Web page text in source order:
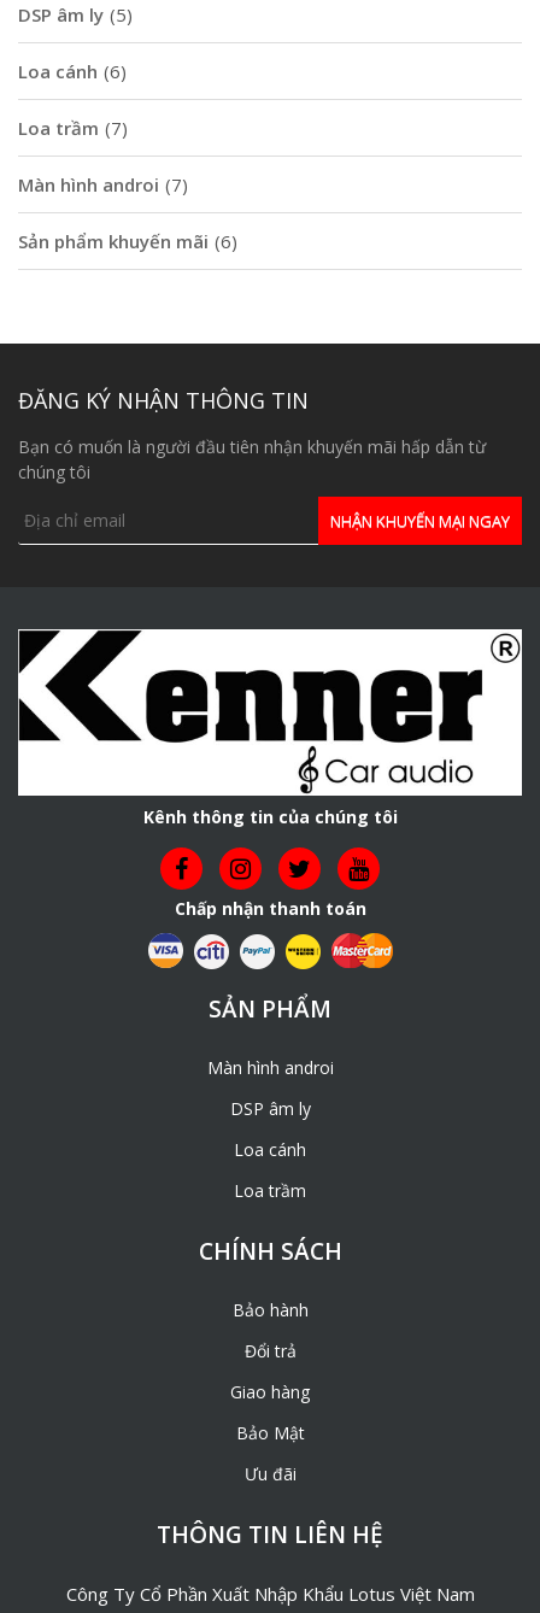
DSP âm ly (5)
Loa cánh (6)
Loa trầm (7)
Màn hình androi (7)
Sản phẩm khuyến mãi (6)
ĐĂNG KÝ NHẬN THÔNG TIN
Bạn có muốn là người đầu tiên nhận khuyến mãi hấp dẫn từ
chúng tôi
Kênh thông tin của chúng tôi
Chấp nhận thanh toán
SẢN PHẨM
Màn hình androi
DSP âm ly
Loa cánh
Loa trầm
CHÍNH SÁCH
Bảo hành
Đổi trả
Giao hàng
Bảo Mật
Ưu đãi
THÔNG TIN LIÊN HỆ
Công Ty Cổ Phần Xuất Nhập Khẩu Lotus Việt Nam